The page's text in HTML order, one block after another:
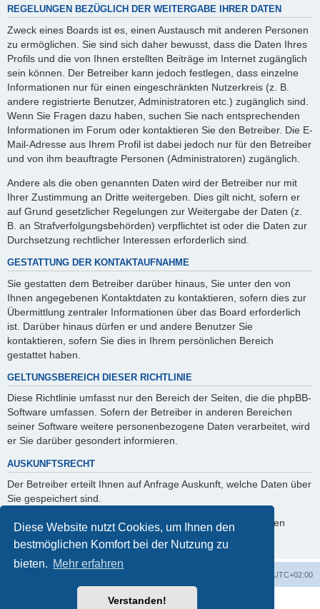
Diese Website nutzt Cookies, um Ihnen den
bestmöglichen Komfort bei der Nutzung zu
bieten. Mehr erfahren
Verstanden!
REGELUNGEN BEZÜGLICH DER WEITERGABE IHRER DATEN
Zweck eines Boards ist es, einen Austausch mit anderen Personen
zu ermöglichen. Sie sind sich daher bewusst, dass die Daten Ihres
Profils und die von Ihnen erstellten Beiträge im Internet zugänglich
sein können. Der Betreiber kann jedoch festlegen, dass einzelne
Informationen nur für einen eingeschränkten Nutzerkreis (z. B.
andere registrierte Benutzer, Administratoren etc.) zugänglich sind.
Wenn Sie Fragen dazu haben, suchen Sie nach entsprechenden
Informationen im Forum oder kontaktieren Sie den Betreiber. Die E-
Mail-Adresse aus Ihrem Profil ist dabei jedoch nur für den Betreiber
und von ihm beauftragte Personen (Administratoren) zugänglich.
Andere als die oben genannten Daten wird der Betreiber nur mit
Ihrer Zustimmung an Dritte weitergeben. Dies gilt nicht, sofern er
auf Grund gesetzlicher Regelungen zur Weitergabe der Daten (z.
B. an Strafverfolgungsbehörden) verpflichtet ist oder die Daten zur
Durchsetzung rechtlicher Interessen erforderlich sind.
GESTATTUNG DER KONTAKTAUFNAHME
Sie gestatten dem Betreiber darüber hinaus, Sie unter den von
Ihnen angegebenen Kontaktdaten zu kontaktieren, sofern dies zur
Übermittlung zentraler Informationen über das Board erforderlich
ist. Darüber hinaus dürfen er und andere Benutzer Sie
kontaktieren, sofern Sie dies in Ihrem persönlichen Bereich
gestattet haben.
GELTUNGSBEREICH DIESER RICHTLINIE
Diese Richtlinie umfasst nur den Bereich der Seiten, die die phpBB-
Software umfassen. Sofern der Betreiber in anderen Bereichen
seiner Software weitere personenbezogene Daten verarbeitet, wird
er Sie darüber gesondert informieren.
AUSKUNFTSRECHT
Der Betreiber erteilt Ihnen auf Anfrage Auskunft, welche Daten über
Sie gespeichert sind.
Sie können jederzeit die Löschung bzw. Sperrung Ihrer Daten
verlangen. Kontaktieren Sie hierzu bitte den Betreiber.
UTC+02:00
Powered byphpBB® Forum Software © phpBB Limited